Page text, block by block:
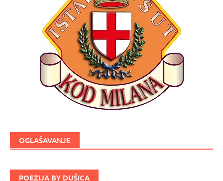
OGLAŠAVANJE
POEZIJA BY DUŠICA